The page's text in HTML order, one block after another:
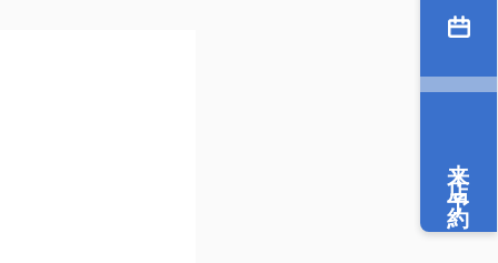
来店予約